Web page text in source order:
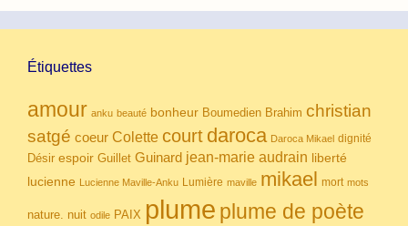
Étiquettes
amour anku beauté bonheur Boumedien Brahim christian
satgé coeur Colette court daroca Daroca Mikael dignité
Désir espoir Guillet Guinard jean-marie audrain liberté
lucienne Lucienne Maville-Anku Lumière maville mikael mort mots
nature. nuit odile PAIX plume plume de poète